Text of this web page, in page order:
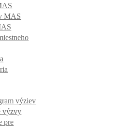
MAS
výziev
výzvy
pre